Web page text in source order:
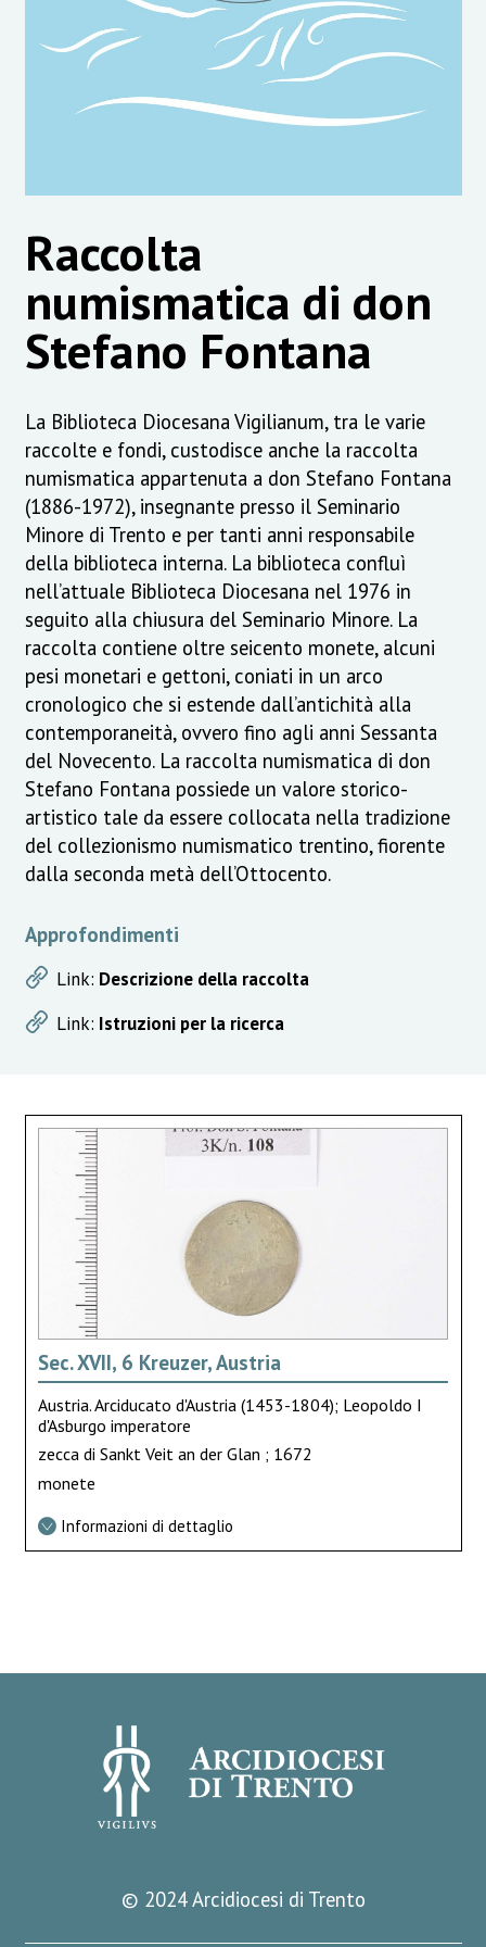
Raccolta
numismatica di don
Stefano Fontana
La Biblioteca Diocesana Vigilianum, tra le varie
raccolte e fondi, custodisce anche la raccolta
numismatica appartenuta a don Stefano Fontana
(1886-1972), insegnante presso il Seminario
Minore di Trento e per tanti anni responsabile
della biblioteca interna. La biblioteca confluì
nell’attuale Biblioteca Diocesana nel 1976 in
seguito alla chiusura del Seminario Minore. La
raccolta contiene oltre seicento monete, alcuni
pesi monetari e gettoni, coniati in un arco
cronologico che si estende dall’antichità alla
contemporaneità, ovvero fino agli anni Sessanta
del Novecento. La raccolta numismatica di don
Stefano Fontana possiede un valore storico-
artistico tale da essere collocata nella tradizione
del collezionismo numismatico trentino, fiorente
dalla seconda metà dell’Ottocento.
Approfondimenti
Link: Descrizione della raccolta
Link: Istruzioni per la ricerca
Sec. XVII, 6 Kreuzer, Austria
Austria. Arciducato d'Austria (1453-1804); Leopoldo I
d'Asburgo imperatore
zecca di Sankt Veit an der Glan ; 1672
monete
Informazioni di dettaglio
© 2024 Arcidiocesi di Trento